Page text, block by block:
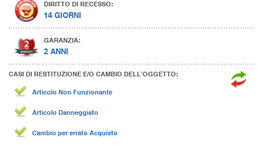
DIRITTO DI RECESSO:
14 GIORNI
GARANZIA:
2 ANNI
CASI DI RESTITUZIONE E/O CAMBIO DELL’OGGETTO:
Articolo Non Funzionante
Articolo Danneggiato
Cambio per errato Acquisto